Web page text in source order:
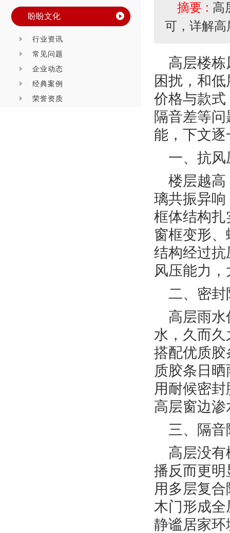
盼盼文化
行业资讯
常见问题
企业动态
经典案例
荣誉资质
摘要 : 高
可，详解
高层楼
困扰，和
价格与款
隔音差等
能，下文
一、抗
楼层越高
璃共振异
框体结构
窗框变形
结构经过
风压能力
二、密封
高层雨
水，久而
搭配优质
质胶条日
用耐候密
高层窗边
三、隔
高层没
播反而更
用多层复
木门形成
静谧居家